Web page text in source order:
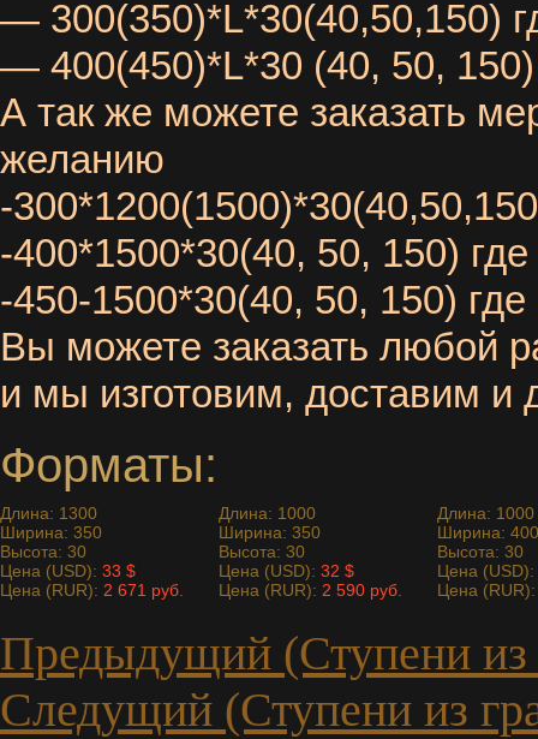
— 300(350)*L*30(40,50,150)
— 400(450)*L*30 (40, 50,
А так же можете заказать
желанию
-
-400*1500*30(40, 50, 150)
-450-1500*30(40, 50, 150)
Вы можете заказать любой
и мы изготовим, доставим и
Форматы:
Длина: 1300
Ширина: 350
Высота: 30
Цена (USD): 33 $
Цена (RUR): 2 671 руб.
Длина: 1000
Ширина: 350
Высота: 30
Цена (USD): 32 $
Цена (RUR): 2 590 руб.
Длина: 1000
Ширина: 400
Высота: 30
Цена (USD):
Цена
Предыдущий (Ступени из
Следущий (Ступени из